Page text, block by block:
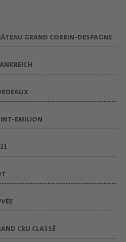
GRAND CORBIN-DESPAGNE
EMILION
CRU CLASSÉ